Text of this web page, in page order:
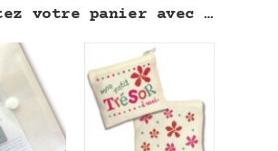
votre panier avec …
PANIER
AJOUTER AU
PANIER